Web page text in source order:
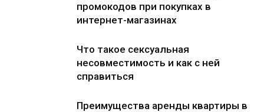
промокодов при покупках в
интернет-магазинах
Что такое сексуальная
несовместимость и как с ней
справиться
Преимущества аренды квартиры в